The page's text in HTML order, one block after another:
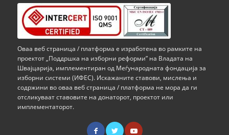
Оваа веб страница / платформа е изработена во рамките на
проектот „Поддршка на изборни реформи” на Владата на
Швајцарија, имплементиран од Меѓународната фондација за
изборни системи (ИФЕС). Искажаните ставови, мислења и
содржини во оваа веб страница / платформа не мора да ги
отсликуваат ставовите на донаторот, проектот или
имплементаторот.